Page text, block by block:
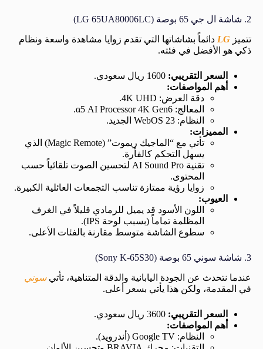
2. شاشة ال جي 65 بوصة (LG 65UA80006LC)
تتميز LG دائماً بشاشاتها التي تقدم زوايا مشاهدة واسعة ونظام
ذكي هو الأفضل في فئته.
السعر التقريبي:
أهم المواصفات:
دقة العرض: 4K UHD.
المعالج: α5 AI Processor 4K Gen6.
النظام: WebOS 23 الجديد.
المميزات:
تأتي مع “الماجيك ريموت” (Magic Remote) الذي
يسهل التحكم كالفأرة.
تقنية AI Sound Pro لتحسين الصوت تلقائياً حسب
المحتوى.
زوايا رؤية ممتازة تناسب التجمعات العائلية الكبيرة.
العيوب:
اللون الأسود قد يميل للرمادي قليلاً في الغرف
المظلمة تماماً (بسبب لوحة IPS).
سطوع الشاشة متوسط مقارنة بالفئات الأعلى.
3. شاشة سوني 65 بوصة (Sony K-65S30)
عندما نتحدث عن الجودة اليابانية والدقة المتناهية، تأتيسوني
في المقدمة، ولكن هذا يأتي بسعر أعلى.
السعر التقريبي:
أهم المواصفات:
النظام: Google TV (أندرويد).